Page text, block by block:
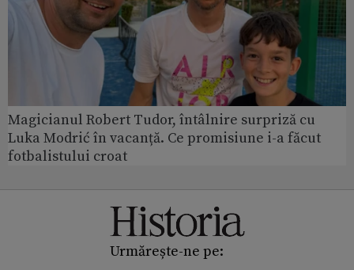
Magicianul Robert Tudor, întâlnire surpriză cu
Luka Modrić în vacanță. Ce promisiune i-a făcut
fotbalistului croat
Urmărește-ne pe: